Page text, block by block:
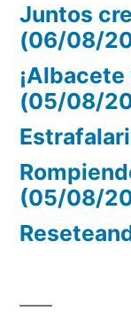
Juntos
(06/08/
(05/08/
(05/08/